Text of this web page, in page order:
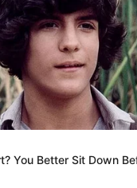
You Better Sit Down